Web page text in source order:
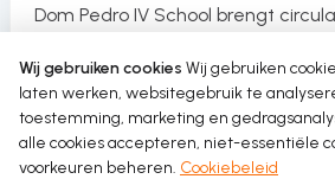
Dom Pedro IV School brengt
herkwalificatieproject.
Read more
Wij gebruiken cookies Wij gebruiken
laten werken, websitegebruik te
toestemming, marketing en
alle cookies accepteren, niet-essentiële
voorkeuren beheren. Cookiebeleid